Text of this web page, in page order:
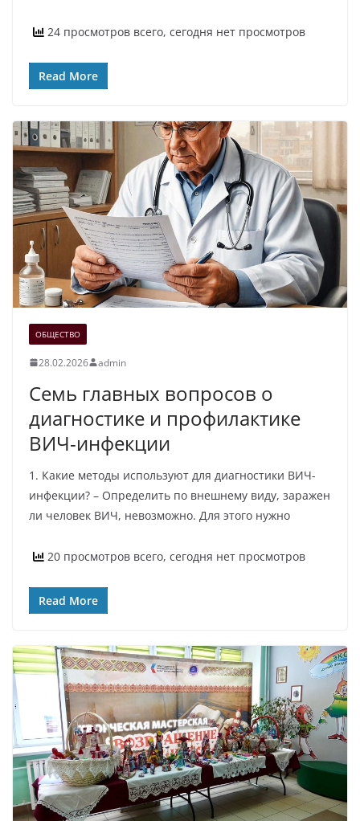
24 просмотров всего, сегодня нет просмотров
Read More
ОБЩЕСТВО
28.02.2026 admin
Семь главных вопросов о
диагностике и профилактике
ВИЧ-инфекции
1. Какие методы используют для диагностики ВИЧ-
инфекции? – Определить по внешнему виду, заражен
ли человек ВИЧ, невозможно. Для этого нужно
20 просмотров всего, сегодня нет просмотров
Read More